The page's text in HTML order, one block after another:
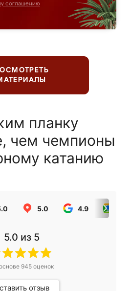
соглашению
планку
чем чемпионы
катанию
5.0 4.9
5.0 из 5
945оценок
отзыв